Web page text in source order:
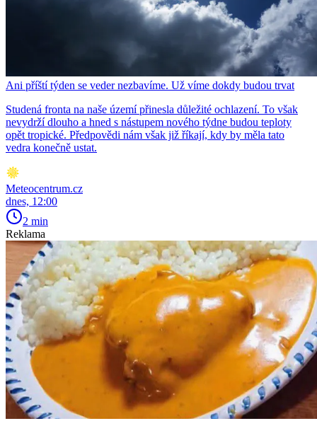
Ani příští týden se veder nezbavíme. Už víme dokdy budou trvat
Studená fronta na naše území přinesla důležité ochlazení. To však
nevydrží dlouho a hned s nástupem nového týdne budou teploty
opět tropické. Předpovědi nám však již říkají, kdy by měla tato
vedra konečně ustat.
Meteocentrum.cz
dnes, 12:00
2 min
Reklama